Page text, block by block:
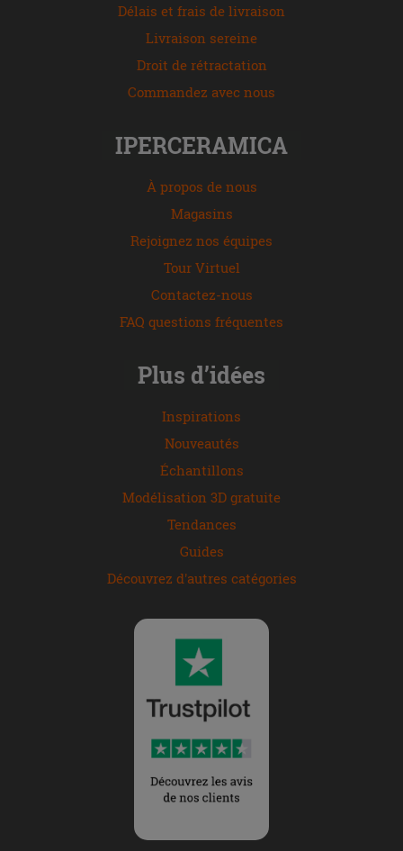
Délais et frais de livraison
Livraison sereine
Droit de rétractation
Commandez avec nous
IPERCERAMICA
À propos de nous
Magasins
Rejoignez nos équipes
Tour Virtuel
Contactez-nous
FAQ questions fréquentes
Plus d’idées
Inspirations
Nouveautés
Échantillons
Modélisation 3D gratuite
Tendances
Guides
Découvrez d'autres catégories